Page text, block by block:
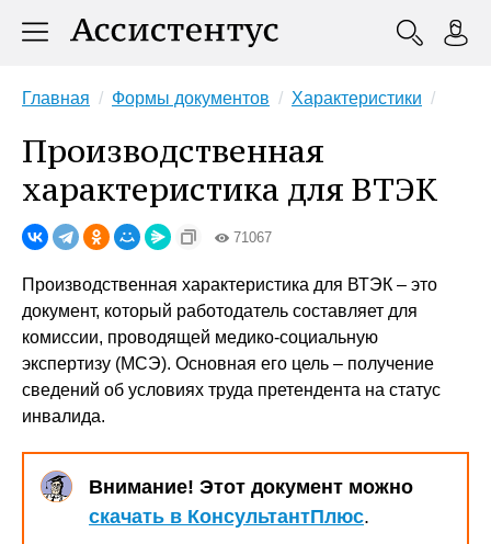
Главная Формы документов Характеристики
Производственная
характеристика для ВТЭК
71067
Производственная характеристика для ВТЭК – это
документ, который работодатель составляет для
комиссии, проводящей медико-социальную
экспертизу (МСЭ). Основная его цель – получение
сведений об условиях труда претендента на статус
инвалида.
Внимание! Этот документ можно
скачать в КонсультантПлюс.